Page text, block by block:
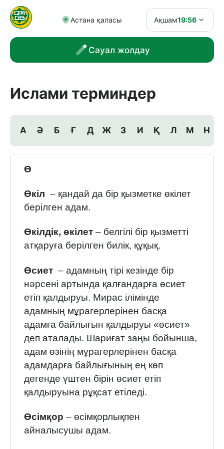
Астана қаласы Ақшам19:56
Сауал жолдау
Ислами терминдер
А Ә Б Ғ Д Ж З И Қ Л М Н
Ө
Өкіл – қандай да бір қызметке өкілет
берілген адам.
Өкілдік, өкілет – белгілі бір қызметті
атқаруға берілген билік, құқық.
Өсиет – адамның тірі кезінде бір
нәрсені артында қалғандарға өсиет
етіп қалдыруы. Мирас ілімінде
адамның мұрагерлерінен басқа
адамға байлығын қалдыруы «өсиет»
деп аталады. Шариғат заңы бойынша,
адам өзінің мұрагерлерінен басқа
адамдарға байлығының ең көп
дегенде үштен бірін өсиет етіп
қалдыруына рұқсат етіледі.
Өсімқор – өсімқорлықпен
айналысушы адам.